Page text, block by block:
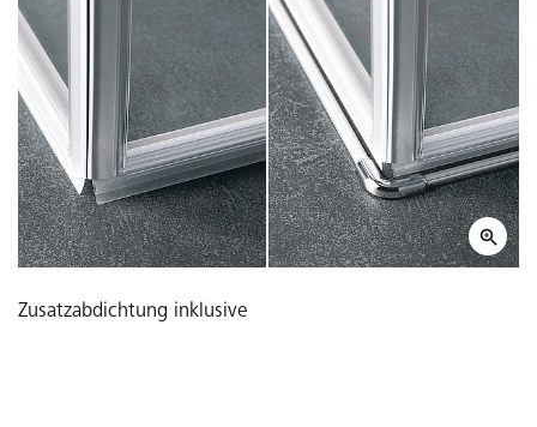
Zusatzabdichtung inklusive